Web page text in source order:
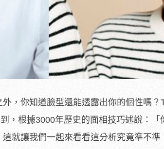
，你知道臉型還能透露出你的個性嗎
，根據3000年歷史的面相技巧述說：
就讓我們一起來看看這分析究竟準不準